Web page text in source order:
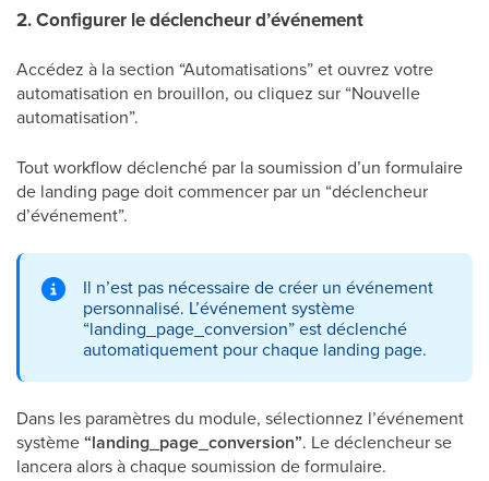
2. Configurer le déclencheur d’événement
Accédez à la section “Automatisations” et ouvrez votre
automatisation en brouillon, ou cliquez sur “Nouvelle
automatisation”.
Tout workflow déclenché par la soumission d’un formulaire
de landing page doit commencer par un “déclencheur
d’événement”.
Il n’est pas nécessaire de créer un événement
personnalisé. L’événement système
“landing_page_conversion” est déclenché
automatiquement pour chaque landing page.
Dans les paramètres du module, sélectionnez l’événement
système“landing_page_conversion”. Le déclencheur se
lancera alors à chaque soumission de formulaire.